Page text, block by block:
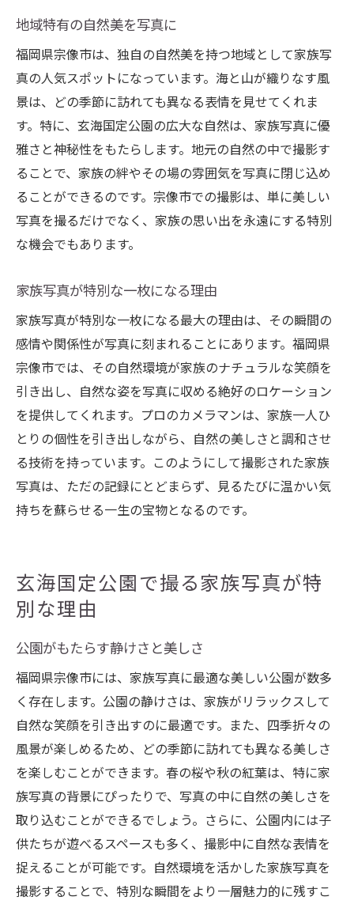
地域特有の自然美を写真に
福岡県宗像市は、独自の自然美を持つ地域として家族写
真の人気スポットになっています。海と山が織りなす風
景は、どの季節に訪れても異なる表情を見せてくれま
す。特に、玄海国定公園の広大な自然は、家族写真に優
雅さと神秘性をもたらします。地元の自然の中で撮影す
ることで、家族の絆やその場の雰囲気を写真に閉じ込め
ることができるのです。宗像市での撮影は、単に美しい
写真を撮るだけでなく、家族の思い出を永遠にする特別
な機会でもあります。
家族写真が特別な一枚になる理由
家族写真が特別な一枚になる最大の理由は、その瞬間の
感情や関係性が写真に刻まれることにあります。福岡県
宗像市では、その自然環境が家族のナチュラルな笑顔を
引き出し、自然な姿を写真に収める絶好のロケーション
を提供してくれます。プロのカメラマンは、家族一人ひ
とりの個性を引き出しながら、自然の美しさと調和させ
る技術を持っています。このようにして撮影された家族
写真は、ただの記録にとどまらず、見るたびに温かい気
持ちを蘇らせる一生の宝物となるのです。
玄海国定公園で撮る家族写真が特
別な理由
公園がもたらす静けさと美しさ
福岡県宗像市には、家族写真に最適な美しい公園が数多
く存在します。公園の静けさは、家族がリラックスして
自然な笑顔を引き出すのに最適です。また、四季折々の
風景が楽しめるため、どの季節に訪れても異なる美しさ
を楽しむことができます。春の桜や秋の紅葉は、特に家
族写真の背景にぴったりで、写真の中に自然の美しさを
取り込むことができるでしょう。さらに、公園内には子
供たちが遊べるスペースも多く、撮影中に自然な表情を
捉えることが可能です。自然環境を活かした家族写真を
撮影することで、特別な瞬間をより一層魅力的に残すこ